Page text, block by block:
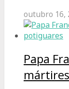
outubro 16,
Papa